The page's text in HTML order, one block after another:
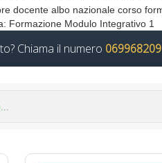
docente albo nazionale corso
Formazione Modulo Integrativo 1
Chiama il numero 069968209